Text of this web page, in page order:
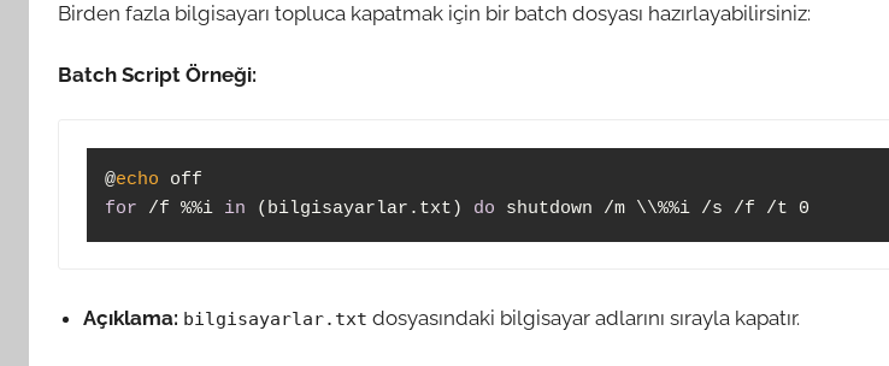
Birden fazla bilgisayarı topluca kapatmak için bir batch dosyası hazırlayabilirsiniz:
Batch Script Örneği:
@echo
for /f %%i in (bilgisayarlar.txt) do
Açıklama: bilgisayarlar.txt dosyasındaki bilgisayar adlarını sırayla kapatır.